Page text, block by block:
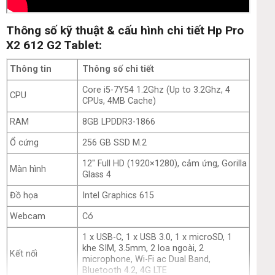
Thông số kỹ thuật & cấu hình chi tiết Hp Pro
X2 612 G2 Tablet:
Thông tin Thông số chi tiết
CPU
Core i5-7Y54 1.2Ghz (Up to 3.2Ghz, 4
CPUs, 4MB Cache)
RAM
8GB LPDDR3-1866
Ổ cứng
256 GB SSD M.2
Màn hình
12″ Full HD (1920×1280), cảm ứng, Gorilla
Glass 4
Đồ họa
Intel Graphics 615
Webcam
Có
Kết nối
1 x USB-C, 1 x USB 3.0, 1 x microSD, 1
khe SIM, 3.5mm, 2 loa ngoài, 2
microphone, Wi-Fi ac Dual Band,
Bluetooth 4.2, 4G LTE